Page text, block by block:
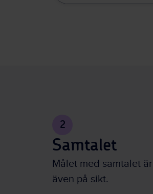
2
Samtalet
Målet med samtalet
även på sikt.